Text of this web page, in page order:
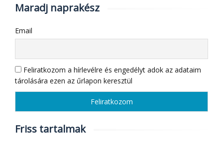
Maradj naprakész
Email
Feliratkozom a hírlevélre és engedélyt adok az adataim
tárolására ezen az űrlapon keresztül
Friss tartalmak